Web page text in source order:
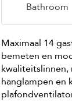
Bathroom
Maximaal 14
bemeten en
kwaliteitslinnen,
hanglampen en